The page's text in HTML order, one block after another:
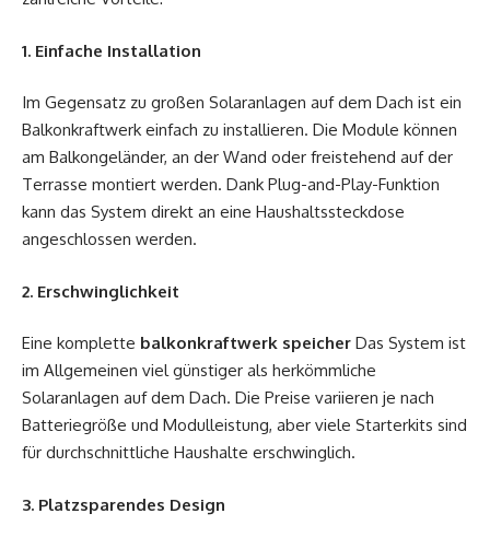
1. Einfache Installation
Im Gegensatz zu großen Solaranlagen auf dem Dach ist ein
Balkonkraftwerk einfach zu installieren. Die Module können
am Balkongeländer, an der Wand oder freistehend auf der
Terrasse montiert werden. Dank Plug-and-Play-Funktion
kann das System direkt an eine Haushaltssteckdose
angeschlossen werden.
2. Erschwinglichkeit
Eine komplette balkonkraftwerk speicher Das System ist
im Allgemeinen viel günstiger als herkömmliche
Solaranlagen auf dem Dach. Die Preise variieren je nach
Batteriegröße und Modulleistung, aber viele Starterkits sind
für durchschnittliche Haushalte erschwinglich.
3. Platzsparendes Design